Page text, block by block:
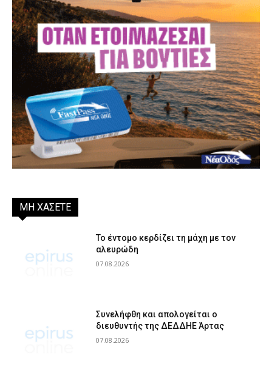
ΜΗ ΧΑΣΕΤΕ
Το έντομο κερδίζει τη μάχη με τον
αλευρώδη
07.08.2026
Συνελήφθη και απολογείται ο
διευθυντής της ΔΕΔΔΗΕ Άρτας
07.08.2026